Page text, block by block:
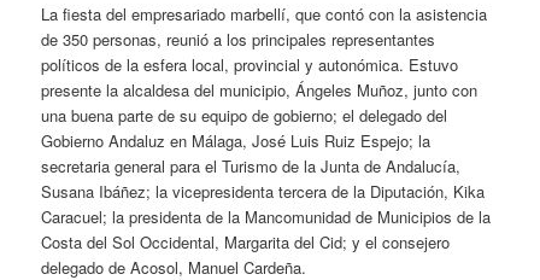
La fiesta del empresariado marbellí, que contó con la asistencia
de 350 personas, reunió a los principales representantes
políticos de la esfera local, provincial y autonómica. Estuvo
presente la alcaldesa del municipio, Ángeles Muñoz, junto con
una buena parte de su equipo de gobierno; el delegado del
Gobierno Andaluz en Málaga, José Luis Ruiz Espejo; la
secretaria general para el Turismo de la Junta de Andalucía,
Susana Ibáñez; la vicepresidenta tercera de la Diputación, Kika
Caracuel; la presidenta de la Mancomunidad de Municipios de la
Costa del Sol Occidental, Margarita del Cid; y el consejero
delegado de Acosol, Manuel Cardeña.